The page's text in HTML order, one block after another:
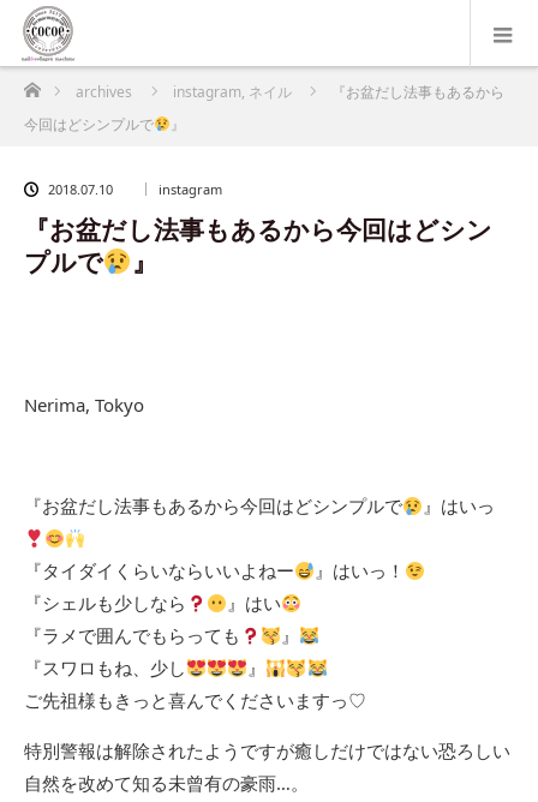
ホームarchives instagram, ネイル
『お盆だし法事もあるから
今回はどシンプルで
』
2018.07.10 instagram
『お盆だし法事もあるから今回はどシン
プルで
』
Nerima, Tokyo
『お盆だし法事もあるから今回はどシンプルで 』はいっ
『タイダイくらいならいいよねー
』はいっ！
『シェルも少しなら
』はい
『ラメで囲んでもらっても
』
『スワロもね、少し
』
ご先祖様もきっと喜んでくださいますっ♡
特別警報は解除されたようですが癒しだけではない恐ろしい
自然を改めて知る未曾有の豪雨…。